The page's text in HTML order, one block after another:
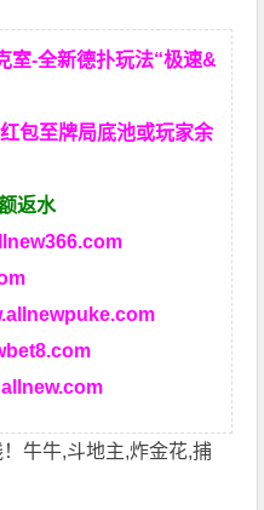
室-全新德扑玩法“极速&
包至牌局底池或玩家余
返水
牛牛,斗地主,炸金花,捕